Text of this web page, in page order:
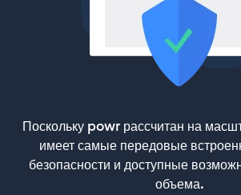
Поскольку powr рассчитан на
имеет самые передовые
безопасности и доступные
объема.